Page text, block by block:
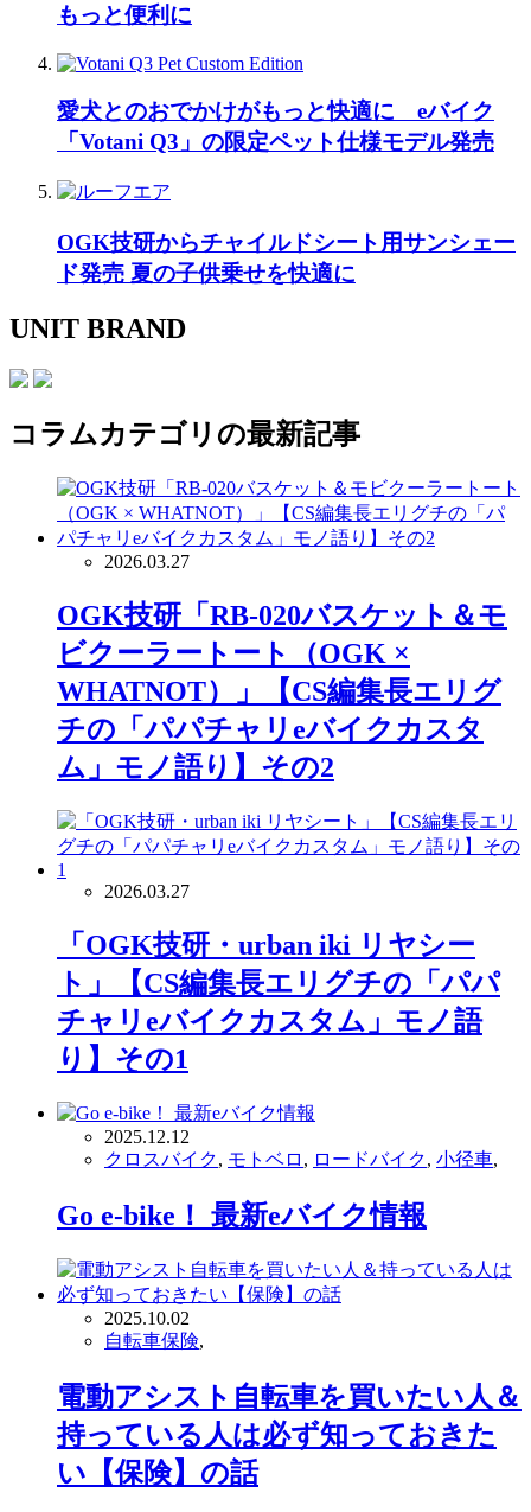
もっと便利に
愛犬とのおでかけがもっと快適に eバイク
「Votani Q3」の限定ペット仕様モデル発売
OGK技研からチャイルドシート用サンシェー
ド発売 夏の子供乗せを快適に
UNIT BRAND
コラムカテゴリの最新記事
2026.03.27
OGK技研「RB-020バスケット＆モ
ビクーラートート（OGK ×
WHATNOT）」【CS編集長エリグ
チの「パパチャリeバイクカスタ
ム」モノ語り】その2
2026.03.27
「OGK技研・urban iki リヤシー
ト」【CS編集長エリグチの「パパ
チャリeバイクカスタム」モノ語
り】その1
2025.12.12
クロスバイク, モトベロ , ロードバイク, 小径車,
Go e-bike！ 最新eバイク情報
2025.10.02
自転車保険,
電動アシスト自転車を買いたい人＆
持っている人は必ず知っておきた
い【保険】の話